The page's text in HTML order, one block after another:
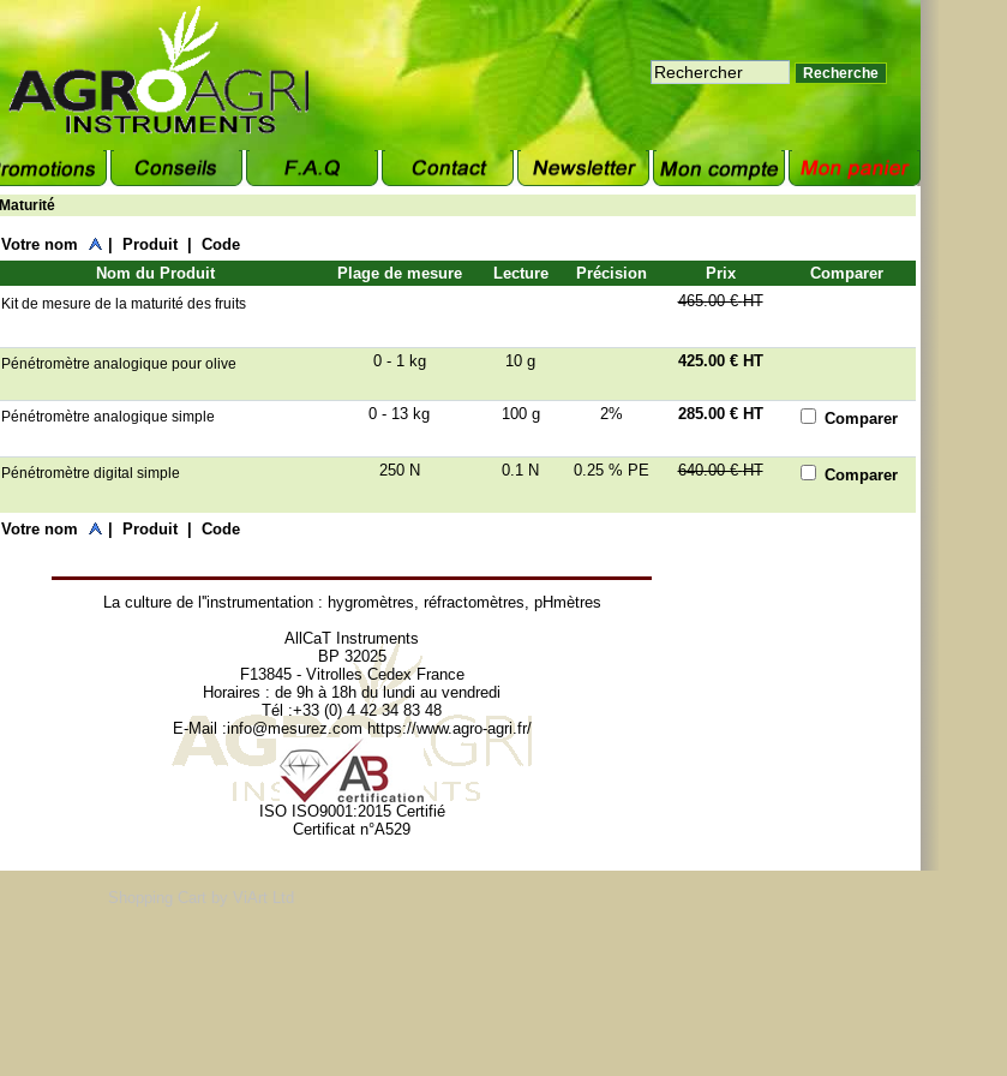
Maturité
Votre nom Produit| Code
Nom du Produit Plage de mesure Lecture Précision Prix
Comparer
Kit de mesure de la maturité des fruits 465.00 € HT
Pénétromètre analogique pour olive 0 - 1 kg 10 g 425.00 € HT
Pénétromètre analogique simple 0 - 13 kg 100 g 2% 285.00 € HT Comparer
Pénétromètre digital simple 250 N 0.1 N 0.25 % PE 640.00 € HT Comparer
Votre nom Produit| Code
La culture de l''instrumentation : hygromètres, réfractomètres, pHmètres
AllCaT Instruments
BP 32025
F13845 - Vitrolles Cedex France
Horaires : de 9h à 18h du lundi au vendredi
Tél :+33 (0) 4 42 34 83 48
E-Mail :info@mesurez.com https://www.agro-agri.fr/
ISO ISO9001:2015 Certifié
Certificat n°A529
Shopping Cart by ViArt Ltd